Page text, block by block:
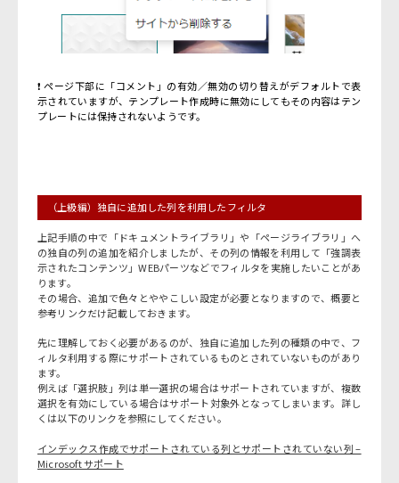
❗ ページ下部に「コメント」の有効／無効の切り替えがデフォルトで表
示されていますが、テンプレート作成時に無効にしてもその内容はテン
プレートには保持されないようです。
（上級編）独自に追加した列を利用したフィルタ
上記手順の中で「ドキュメントライブラリ」や「ページライブラリ」へ
の独自の列の追加を紹介しましたが、その列の情報を利用して「強調表
示されたコンテンツ」WEBパーツなどでフィルタを実施したいことがあ
ります。
その場合、追加で色々とややこしい設定が必要となりますので、概要と
参考リンクだけ記載しておきます。
先に理解しておく必要があるのが、独自に追加した列の種類の中で、フ
ィルタ利用する際にサポートされているものとされていないものがあり
ます。
例えば「選択肢」列は単一選択の場合はサポートされていますが、複数
選択を有効にしている場合はサポート対象外となってしまいます。詳し
くは以下のリンクを参照にしてください。
インデックス作成でサポートされている列とサポートされていない列 –
Microsoft サポート